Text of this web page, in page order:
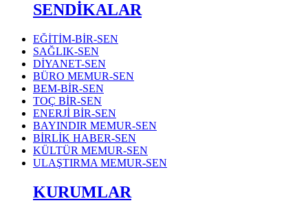
SENDİKALAR
EĞİTİM-BİR-SEN
SAĞLIK-SEN
DİYANET-SEN
BÜRO MEMUR-SEN
BEM-BİR-SEN
TOÇ BİR-SEN
ENERJİ BİR-SEN
BAYINDIR MEMUR-SEN
BİRLİK HABER-SEN
KÜLTÜR MEMUR-SEN
ULAŞTIRMA MEMUR-SEN
KURUMLAR